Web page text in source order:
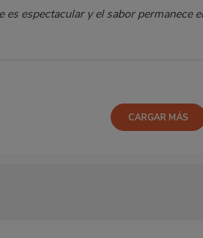
es espectacular y el sabor permanece
CARGAR MÁS